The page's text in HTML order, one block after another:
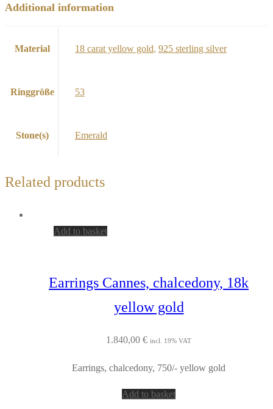
Additional information
Material 18 carat yellow gold, 925 sterling silver
Ringgröße 53
Stone(s) Emerald
Related products
Add to basket
Earrings Cannes, chalcedony, 18k
yellow gold
1.840,00 € incl. 19% VAT
Earrings, chalcedony, 750/- yellow gold
Add to basket